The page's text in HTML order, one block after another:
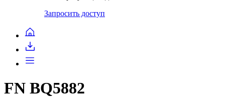
Запросить доступ
FN BQ5882